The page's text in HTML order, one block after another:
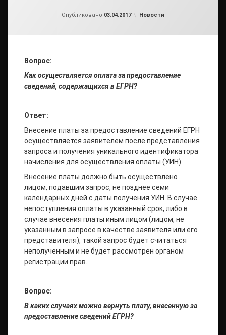
Опубликовано 03.04.2017 Рубрики:
Новости
Вопрос:
Как осуществляется оплата за предоставление
сведений, содержащихся в ЕГРН?
Ответ:
Внесение платы за предоставление сведений ЕГРН
осуществляется заявителем после представления
запроса и получения уникального идентификатора
начисления для осуществления оплаты (УИН).
Внесение платы должно быть осуществлено
лицом, подавшим запрос, не позднее семи
календарных дней с даты получения УИН. В случае
непоступления оплаты в указанный срок, либо в
случае внесения платы иным лицом (лицом, не
указанным в запросе в качестве заявителя или его
представителя), такой запрос будет считаться
неполученным и не будет рассмотрен органом
регистрации прав.
Вопрос:
В каких случаях можно вернуть плату, внесенную за
предоставление сведений ЕГРН?